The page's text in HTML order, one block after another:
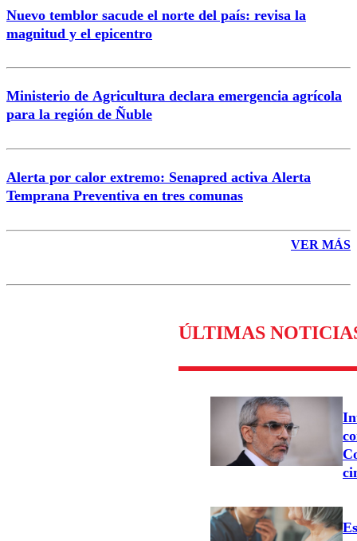
Nuevo temblor sacude el norte del país: revisa la
magnitud y el epicentro
Ministerio de Agricultura declara emergencia agrícola
para la región de Ñuble
Alerta por calor extremo: Senapred activa Alerta
Temprana Preventiva en tres comunas
VER MÁS
ÚLTIMAS